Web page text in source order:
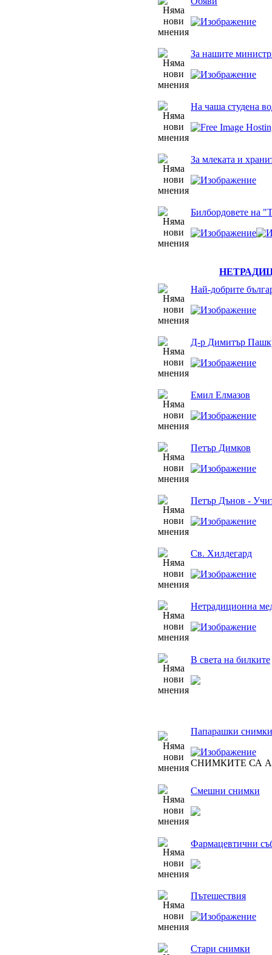
За нашите
На чаша студена
За млеката и
Билбордовете на
Най-добрите
Д-р Димитър
Емил Елмазов
Петър Димков
Петър Дънов -
Св. Хилдегард
Нетрадиционна
В света на билките
Папарашки снимки
СНИМКИТЕ СА
Смешни снимки
Фармацевтични
Пътешествия
Стари снимки